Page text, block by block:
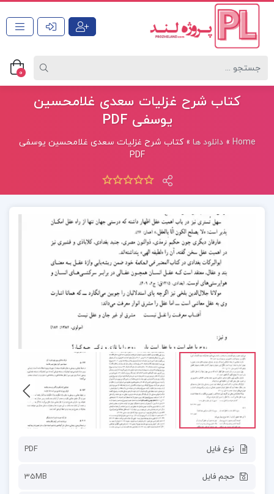
0
کتاب شرح غزلیات سعدی غلامحسین
یوسفی PDF
Home
»دانلود ها »کتاب شرح غزلیات سعدی غلامحسین یوسفی
PDF
نوع فایل PDF
حجم فایل 35MB